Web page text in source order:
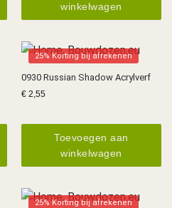
winkelwagen
25% Korting bij afrekenen
0930 Russian Shadow Acrylverf
€2,55
Toevoegen aan
winkelwagen
25% Korting bij afrekenen